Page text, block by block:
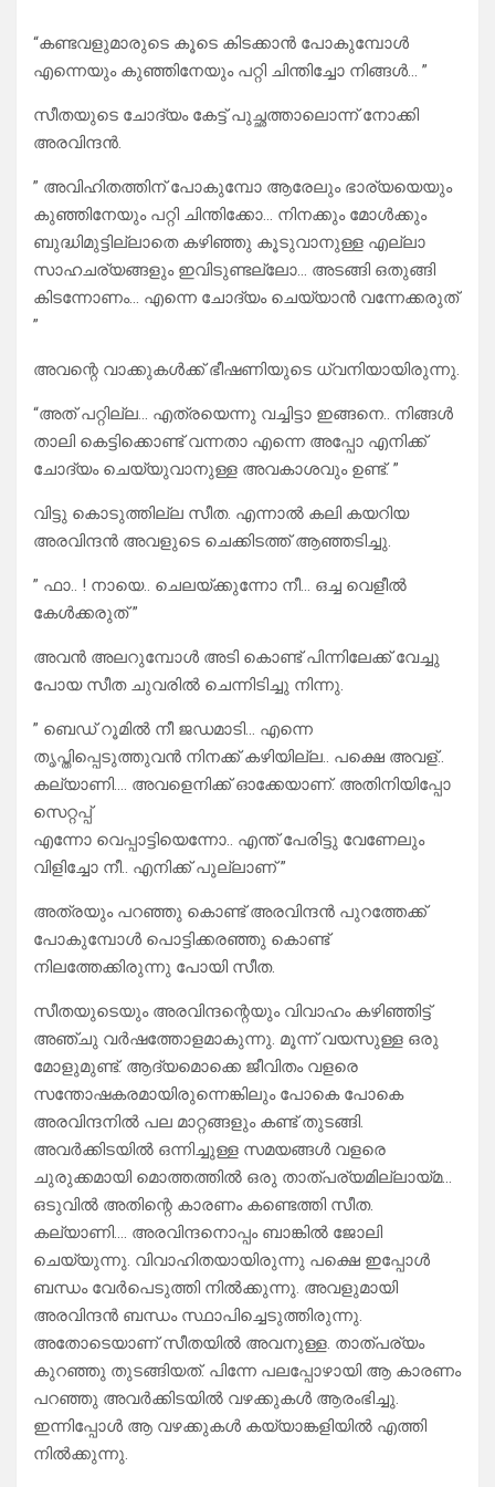
“കണ്ടവളുമാരുടെ കൂടെ കിടക്കാൻ പോകുമ്പോൾ
എന്നെയും കുഞ്ഞിനേയും പറ്റി ചിന്തിച്ചോ നിങ്ങൾ… ”
സീതയുടെ ചോദ്യം കേട്ട് പുച്ഛത്താലൊന്ന് നോക്കി
അരവിന്ദൻ.
” അവിഹിതത്തിന് പോകുമ്പോ ആരേലും ഭാര്യയെയും
കുഞ്ഞിനേയും പറ്റി ചിന്തിക്കോ… നിനക്കും മോൾക്കും
ബുദ്ധിമുട്ടില്ലാതെ കഴിഞ്ഞു കൂടുവാനുള്ള എല്ലാ
സാഹചര്യങ്ങളും ഇവിടുണ്ടല്ലോ… അടങ്ങി ഒതുങ്ങി
കിടന്നോണം… എന്നെ ചോദ്യം ചെയ്യാൻ വന്നേക്കരുത്
”
അവന്റെ വാക്കുകൾക്ക് ഭീഷണിയുടെ ധ്വനിയായിരുന്നു.
“അത് പറ്റില്ല… എത്രയെന്നു വച്ചിട്ടാ ഇങ്ങനെ.. നിങ്ങൾ
താലി കെട്ടിക്കൊണ്ട് വന്നതാ എന്നെ അപ്പോ എനിക്ക്
ചോദ്യം ചെയ്യുവാനുള്ള അവകാശവും ഉണ്ട്. ”
വിട്ടു കൊടുത്തില്ല സീത. എന്നാൽ കലി കയറിയ
അരവിന്ദൻ അവളുടെ ചെക്കിടത്ത് ആഞ്ഞടിച്ചു.
” ഫാ.. ! നായെ.. ചെലയ്ക്കുന്നോ നീ… ഒച്ച വെളീൽ
കേൾക്കരുത് ”
അവൻ അലറുമ്പോൾ അടി കൊണ്ട് പിന്നിലേക്ക് വേച്ചു
പോയ സീത ചുവരിൽ ചെന്നിടിച്ചു നിന്നു.
” ബെഡ് റൂമിൽ നീ ജഡമാടി… എന്നെ
തൃപ്തിപ്പെടുത്തുവൻ നിനക്ക് കഴിയില്ല.. പക്ഷെ അവള്..
കല്യാണി…. അവളെനിക്ക് ഓക്കേയാണ്. അതിനിയിപ്പോ
സെറ്റപ്പ്
എന്നോ വെപ്പാട്ടിയെന്നോ.. എന്ത് പേരിട്ടു വേണേലും
വിളിച്ചോ നീ.. എനിക്ക് പുല്ലാണ് ”
അത്രയും പറഞ്ഞു കൊണ്ട് അരവിന്ദൻ പുറത്തേക്ക്
പോകുമ്പോൾ പൊട്ടിക്കരഞ്ഞു കൊണ്ട്
നിലത്തേക്കിരുന്നു പോയി സീത.
സീതയുടെയും അരവിന്ദന്റെയും വിവാഹം കഴിഞ്ഞിട്ട്
അഞ്ചു വർഷത്തോളമാകുന്നു. മൂന്ന് വയസുള്ള ഒരു
മോളുമുണ്ട്. ആദ്യമൊക്കെ ജീവിതം വളരെ
സന്തോഷകരമായിരുന്നെങ്കിലും പോകെ പോകെ
അരവിന്ദനിൽ പല മാറ്റങ്ങളും കണ്ട് തുടങ്ങി.
അവർക്കിടയിൽ ഒന്നിച്ചുള്ള സമയങ്ങൾ വളരെ
ചുരുക്കമായി മൊത്തത്തിൽ ഒരു താത്പര്യമില്ലായ്മ…
ഒടുവിൽ അതിന്റെ കാരണം കണ്ടെത്തി സീത.
കല്യാണി…. അരവിന്ദനൊപ്പം ബാങ്കിൽ ജോലി
ചെയ്യുന്നു. വിവാഹിതയായിരുന്നു പക്ഷെ ഇപ്പോൾ
ബന്ധം വേർപെടുത്തി നിൽക്കുന്നു. അവളുമായി
അരവിന്ദൻ ബന്ധം സ്ഥാപിച്ചെടുത്തിരുന്നു.
അതോടെയാണ് സീതയിൽ അവനുള്ള. താത്പര്യം
കുറഞ്ഞു തുടങ്ങിയത്. പിന്നേ പലപ്പോഴായി ആ കാരണം
പറഞ്ഞു അവർക്കിടയിൽ വഴക്കുകൾ ആരംഭിച്ചു.
ഇന്നിപ്പോൾ ആ വഴക്കുകൾ കയ്യാങ്കളിയിൽ എത്തി
നിൽക്കുന്നു.